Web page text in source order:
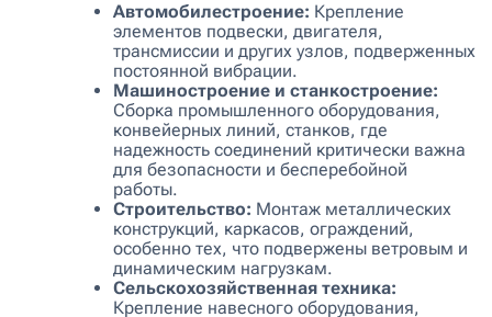
Автомобилестроение: Крепление
элементов подвески, двигателя,
трансмиссии и других узлов, подверженных
постоянной вибрации.
Машиностроение и станкостроение:
Сборка промышленного оборудования,
конвейерных линий, станков, где
надежность соединений критически важна
для безопасности и бесперебойной
работы.
Строительство: Монтаж металлических
конструкций, каркасов, ограждений,
особенно тех, что подвержены ветровым и
динамическим нагрузкам.
Сельскохозяйственная техника:
Крепление навесного оборудования,